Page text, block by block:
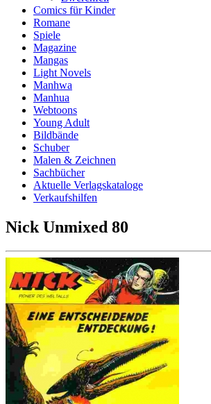
Comics für Kinder
Romane
Spiele
Magazine
Mangas
Light Novels
Manhwa
Manhua
Webtoons
Young Adult
Bildbände
Schuber
Malen & Zeichnen
Sachbücher
Aktuelle Verlagskataloge
Verkaufshilfen
Nick Unmixed 80